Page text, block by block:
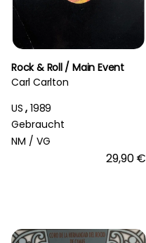
Rock & Roll / Main Event
Carl Carlton
US , 1989
Gebraucht
NM / VG
29,90 €